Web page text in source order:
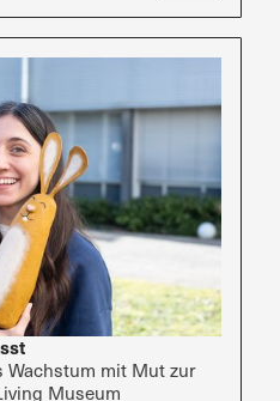
Wachstum mit Mut zur
Museum